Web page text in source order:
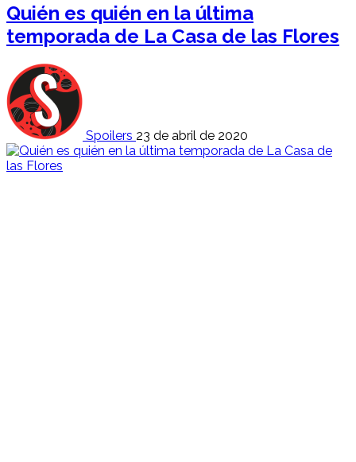
Quién es quién en la última
temporada de La Casa de las Flores
Spoilers 23 de abril de 2020